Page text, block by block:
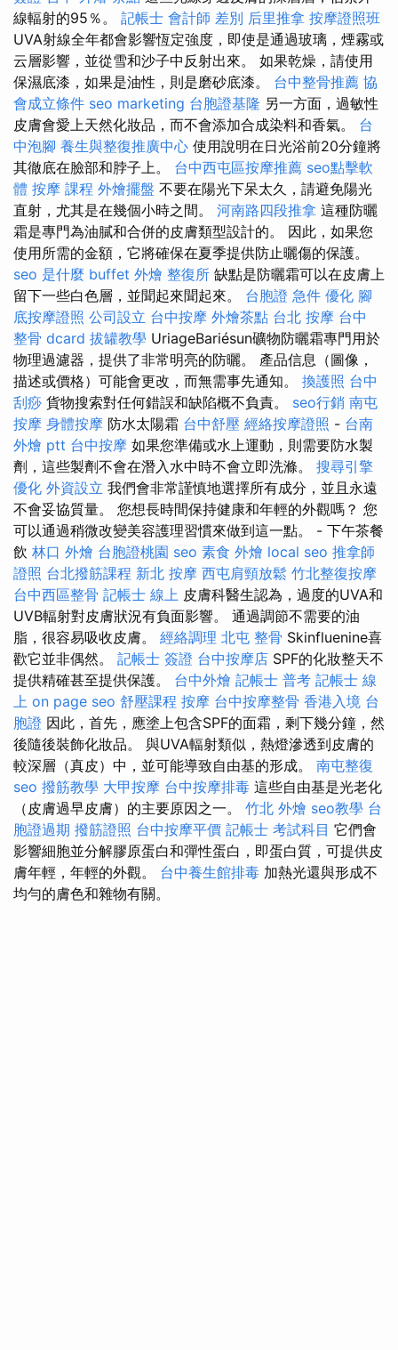
線輻射的95％。 記帳士 會計師 差別 后里推拿 按摩證照班
UVA射線全年都會影響恆定強度，即使是通過玻璃，煙霧或
云層影響，並從雪和沙子中反射出來。 如果乾燥，請使用
保濕底漆，如果是油性，則是磨砂底漆。 台中整骨推薦 協
會成立條件 seo marketing 台胞證基隆 另一方面，過敏性
皮膚會愛上天然化妝品，而不會添加合成染料和香氣。 台
中泡腳 養生與整復推廣中心 使用說明在日光浴前20分鐘將
其徹底在臉部和脖子上。 台中西屯區按摩推薦 seo點擊軟
體 按摩 課程 外燴擺盤 不要在陽光下呆太久，請避免陽光
直射，尤其是在幾個小時之間。 河南路四段推拿 這種防曬
霜是專門為油膩和合併的皮膚類型設計的。 因此，如果您
使用所需的金額，它將確保在夏季提供防止曬傷的保護。
seo 是什麼 buffet 外燴 整復所 缺點是防曬霜可以在皮膚上
留下一些白色層，並聞起來聞起來。 台胞證 急件 優化 腳
底按摩證照 公司設立 台中按摩 外燴茶點 台北 按摩 台中
整骨 dcard 拔罐教學 UriageBariésun礦物防曬霜專門用於
物理過濾器，提供了非常明亮的防曬。 產品信息（圖像，
描述或價格）可能會更改，而無需事先通知。 換護照 台中
刮痧 貨物搜索對任何錯誤和缺陷概不負責。 seo行銷 南屯
按摩 身體按摩 防水太陽霜 台中舒壓 經絡按摩證照 - 台南
外燴 ptt 台中按摩 如果您準備或水上運動，則需要防水製
劑，這些製劑不會在潛入水中時不會立即洗滌。 搜尋引擎
優化 外資設立 我們會非常謹慎地選擇所有成分，並且永遠
不會妥協質量。 您想長時間保持健康和年輕的外觀嗎？ 您
可以通過稍微改變美容護理習慣來做到這一點。 - 下午茶餐
飲 林口 外燴 台胞證桃園 seo 素食 外燴 local seo 推拿師
證照 台北撥筋課程 新北 按摩 西屯肩頸放鬆 竹北整復按摩
台中西區整骨 記帳士 線上 皮膚科醫生認為，過度的UVA和
UVB輻射對皮膚狀況有負面影響。 通過調節不需要的油
脂，很容易吸收皮膚。 經絡調理 北屯 整骨 Skinfluenine喜
歡它並非偶然。 記帳士 簽證 台中按摩店 SPF的化妝整天不
提供精確甚至提供保護。 台中外燴 記帳士 普考 記帳士 線
上 on page seo 舒壓課程 按摩 台中按摩整骨 香港入境 台
胞證 因此，首先，應塗上包含SPF的面霜，剩下幾分鐘，然
後隨後裝飾化妝品。 與UVA輻射類似，熱燈滲透到皮膚的
較深層（真皮）中，並可能導致自由基的形成。 南屯整復
seo 撥筋教學 大甲按摩 台中按摩排毒 這些自由基是光老化
（皮膚過早皮膚）的主要原因之一。 竹北 外燴 seo教學 台
胞證過期 撥筋證照 台中按摩平價 記帳士 考試科目 它們會
影響細胞並分解膠原蛋白和彈性蛋白，即蛋白質，可提供皮
膚年輕，年輕的外觀。 台中養生館排毒 加熱光還與形成不
均勻的膚色和雜物有關。